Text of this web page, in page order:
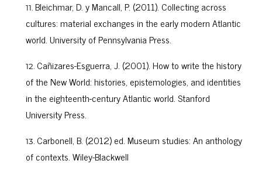
Bleichmar, D. y Mancall, P. (2011). Collecting across
cultures: material exchanges in the early modern Atlantic
world. University of Pennsylvania Press.
Cañizares-Esguerra, J. (2001). How to write the history
of the New World: histories, epistemologies, and identities
in the eighteenth-century Atlantic world. Stanford
University Press.
Carbonell, B. (2012) ed. Museum studies: An anthology
of contexts. Wiley-Blackwell